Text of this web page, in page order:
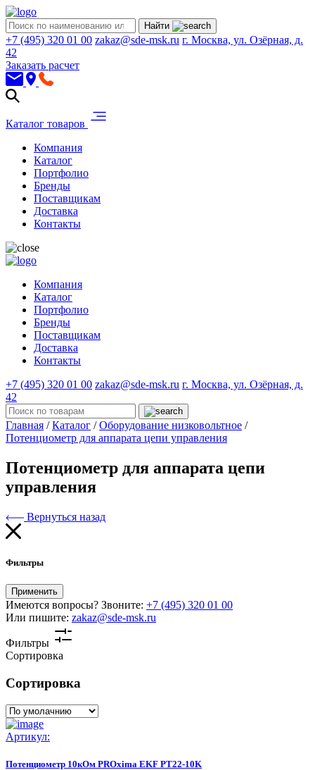
Найти
+7 (495) 320 01 00 zakaz@sde-msk.ru г. Москва, ул. Озёрная, д.
42
Заказать расчет
Каталог товаров
Компания
Каталог
Портфолио
Бренды
Поставщикам
Доставка
Контакты
Компания
Каталог
Портфолио
Бренды
Поставщикам
Доставка
Контакты
+7 (495) 320 01 00 zakaz@sde-msk.ru г. Москва, ул. Озёрная, д.
42
Главная / Каталог / Оборудование низковольтное /
Потенциометр для аппарата цепи управления
Потенциометр для аппарата цепи
управления
Вернуться назад
Фильтры
Применить
Имеются вопросы? Звоните: +7 (495) 320 01 00
Или пишите: zakaz@sde-msk.ru
Фильтры
Сортировка
Сортировка
Артикул:
Потенциометр 10кОм PROxima EKF PT22-10K